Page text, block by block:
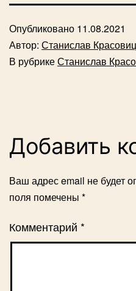
Опубликовано 11.08.2021
Автор: Станислав
В рубрикеСтанислав
Добавить
Ваш адрес email не будет
поля помечены *
Комментарий *